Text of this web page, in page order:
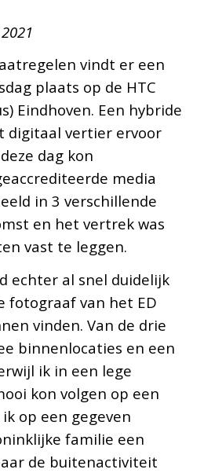
vindt er een
plaats op de HTC
Eindhoven. Een hybride
digitaal vertier ervoor
dag kon
media
in 3 verschillende
en het vertrek was
vast te leggen.
echter al snel duidelijk
fotograaf van het ED
vinden. Van de drie
binnenlocaties en een
ik in een lege
kon volgen op een
op een gegeven
familie een
de buitenactiviteit